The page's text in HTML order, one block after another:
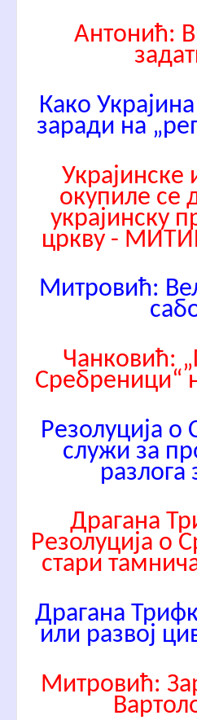
Антонић:
Како
заради на
Украјинске
окупиле се
украјинску
цркву -
Митровић:
Чанковић:
Сребреници“
Резолуција
служи за
разлога
Драгана
Резолуција о
стари
Драгана
или развој
Митровић: